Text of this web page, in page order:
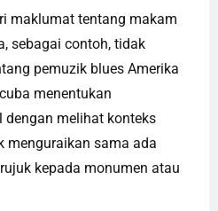
maklumat tentang makam
sebagai contoh, tidak
pemuzik blues Amerika
menentukan
dengan melihat konteks
menguraikan sama ada
kepada monumen atau